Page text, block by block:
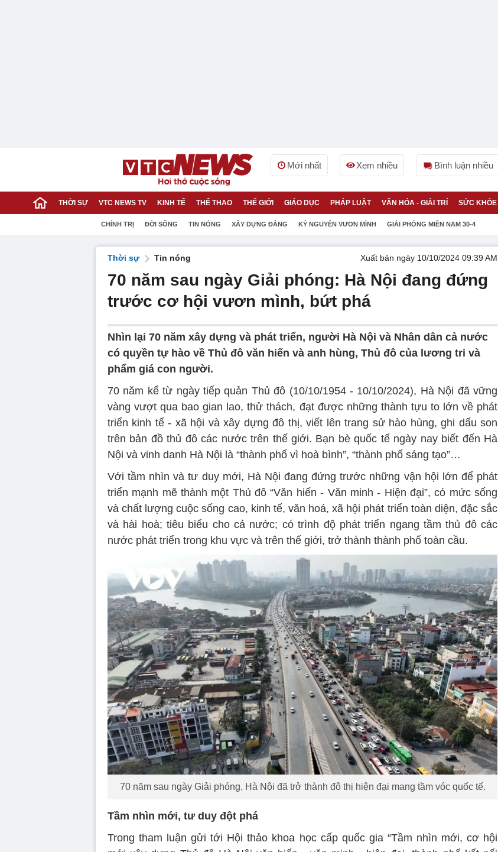
Mới nhất Xem nhiều Bình luận nhiều
THỜI SỰ VTC NEWS TV KINH TẾ THỂ THAO THẾ GIỚI GIÁO DỤC PHÁP LUẬT VĂN HÓA - GIẢI TRÍ SỨC KHỎE
CHÍNH TRỊ ĐỜI SỐNG TIN NÓNG XÂY DỰNG ĐẢNG KỶ NGUYÊN VƯƠN MÌNH GIẢI PHÓNG MIỀN NAM 30-4
Thời sự Tin nóng Xuất bản ngày 10/10/2024 09:39 AM
70 năm sau ngày Giải phóng: Hà Nội đang đứng
trước cơ hội vươn mình, bứt phá
Nhìn lại 70 năm xây dựng và phát triển, người Hà Nội và Nhân dân cả nước
có quyền tự hào về Thủ đô văn hiến và anh hùng, Thủ đô của lương tri và
phẩm giá con người.
70 năm kể từ ngày tiếp quản Thủ đô (10/10/1954 - 10/10/2024), Hà Nội đã vững
vàng vượt qua bao gian lao, thử thách, đạt được những thành tựu to lớn về phát
triển kinh tế - xã hội và xây dựng đô thị, viết lên trang sử hào hùng, ghi dấu son
trên bản đồ thủ đô các nước trên thế giới. Bạn bè quốc tế ngày nay biết đến Hà
Nội và vinh danh Hà Nội là “thành phố vì hoà bình”, “thành phố sáng tạo”…
Với tầm nhìn và tư duy mới, Hà Nội đang đứng trước những vận hội lớn để phát
triển mạnh mẽ thành một Thủ đô “Văn hiến - Văn minh - Hiện đại”, có mức sống
và chất lượng cuộc sống cao, kinh tế, văn hoá, xã hội phát triển toàn diện, đặc sắc
và hài hoà; tiêu biểu cho cả nước; có trình độ phát triển ngang tầm thủ đô các
nước phát triển trong khu vực và trên thế giới, trở thành thành phố toàn cầu.
70 năm sau ngày Giải phóng, Hà Nội đã trở thành đô thị hiện đại mang tầm vóc quốc tế.
Tầm nhìn mới, tư duy đột phá
Trong tham luận gửi tới Hội thảo khoa học cấp quốc gia “Tầm nhìn mới, cơ hội